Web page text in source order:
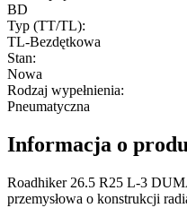
BD
Typ (TT/TL):
TL-Bezdętkowa
Stan:
Nowa
Rodzaj wypełnienia:
Pneumatyczna
Informacja o
Roadhiker 26.5 R25 L-3
przemysłowa o konstrukcji